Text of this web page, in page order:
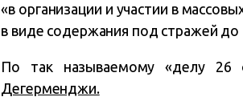
«в организации и участии в
в виде содержания под стражей до
По так называемому «делу 26
Дегерменджи.